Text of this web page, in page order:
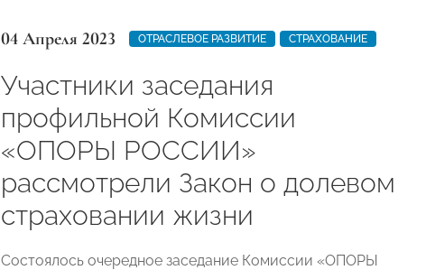
04 Апреля 2023 ОТРАСЛЕВОЕ РАЗВИТИЕ СТРАХОВАНИЕ
Участники заседания
профильной Комиссии
«ОПОРЫ РОССИИ»
рассмотрели Закон о долевом
страховании жизни
Состоялось очередное заседание Комиссии «ОПОРЫ